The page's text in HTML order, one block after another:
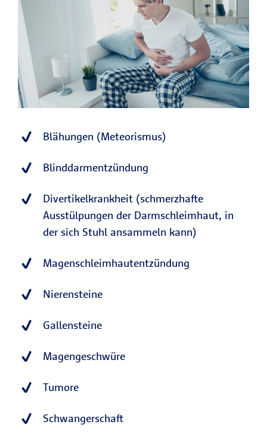
Blähungen (Meteorismus)
Blinddarmentzündung
Divertikelkrankheit (schmerzhafte
Ausstülpungen der Darmschleimhaut, in
der sich Stuhl ansammeln kann)
Magenschleimhautentzündung
Nierensteine
Gallensteine
Magengeschwüre
Tumore
Schwangerschaft